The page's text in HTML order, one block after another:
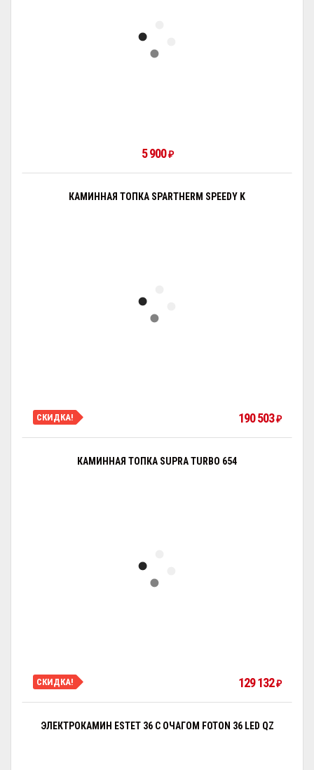
5 900₽
КАМИННАЯ ТОПКА SPARTHERM SPEEDY K
СКИДКА! 190 503₽
КАМИННАЯ ТОПКА SUPRA TURBO 654
СКИДКА! 129 132₽
ЭЛЕКТРОКАМИН ESTET 36 С ОЧАГОМ FOTON 36 LED QZ